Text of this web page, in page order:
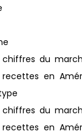
chiffres du
recettes en
chiffres du
recettes en